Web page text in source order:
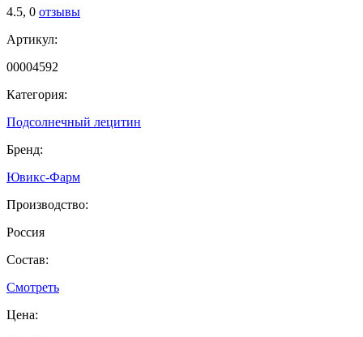
4.5, 0 отзывы
Артикул:
00004592
Категория:
Подсолнечный лецитин
Бренд:
Ювикс-Фарм
Производство:
Россия
Состав:
Смотреть
Цена: